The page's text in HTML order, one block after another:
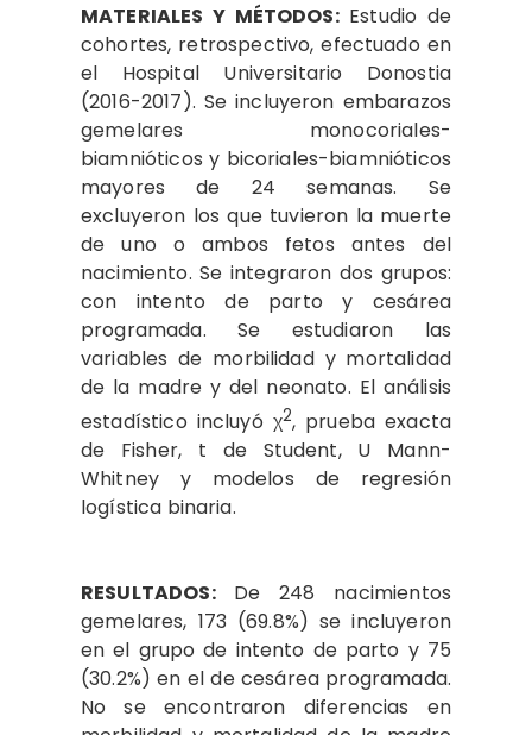
MATERIALES Y MÉTODOS:Estudio de
cohortes, retrospectivo, efectuado en
el Hospital Universitario Donostia
(2016-2017). Se incluyeron embarazos
gemelares monocoriales-
biamnióticos y bicoriales-biamnióticos
mayores de 24 semanas. Se
excluyeron los que tuvieron la muerte
de uno o ambos fetos antes del
nacimiento. Se integraron dos grupos:
con intento de parto y cesárea
programada. Se estudiaron las
variables de morbilidad y mortalidad
de la madre y del neonato. El análisis
estadístico incluyó χ2, prueba exacta
de Fisher, t de Student, U Mann-
Whitney y modelos de regresión
logística binaria.
RESULTADOS: De 248 nacimientos
gemelares, 173 (69.8%) se incluyeron
en el grupo de intento de parto y 75
(30.2%) en el de cesárea programada.
No se encontraron diferencias en